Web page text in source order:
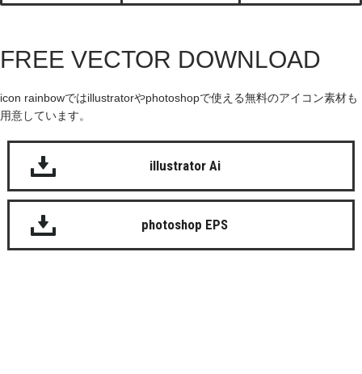
FREE VECTOR DOWNLOAD
icon rainbowではillustratorやphotoshopで使える無料のアイコン素材も
用意しています。
illustrator Ai
photoshop EPS